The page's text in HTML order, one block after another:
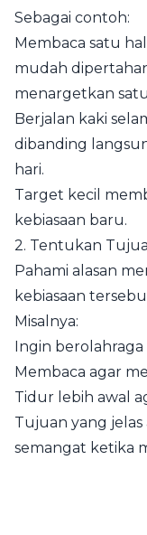
Sebagai contoh:
Membaca satu
mudah
menargetkan
Berjalan kaki
dibanding
hari.
Target kecil
kebiasaan baru.
2. Tentukan
Pahami alasan
kebiasaan
Misalnya:
Ingin
Membaca agar
Tidur lebih awal
Tujuan yang
semangat ketika